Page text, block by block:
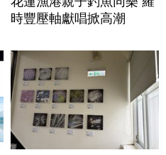
時豐壓軸獻唱掀高潮